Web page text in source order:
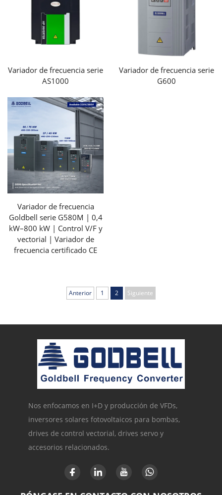
Variador de frecuencia serie
AS1000
Variador de frecuencia serie
G600
Variador de frecuencia
Goldbell serie G580M | 0,4
kW–800 kW | Control V/F y
vectorial | Variador de
frecuencia certificado CE
Anterior 1 2 Siguiente
Nos enfocamos en I+D y producción de VFDs,
inversores solares fotovoltaicos para bombas,
drives de control vectorial, drives servo y
accesorios relacionados.